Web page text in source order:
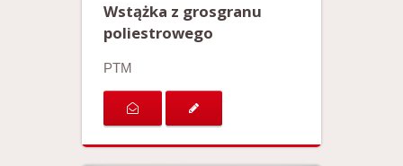
Wstążka z grosgranu
poliestrowego
PTM